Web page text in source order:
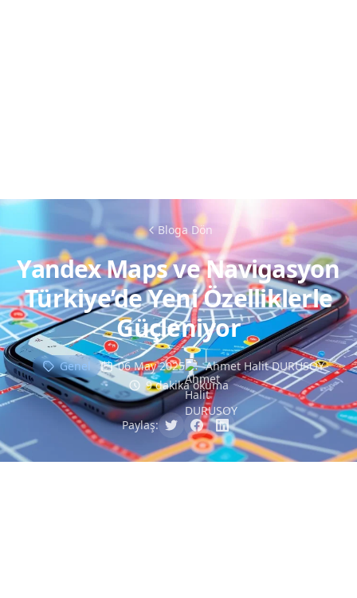
Bloga Dön
Yandex Maps ve Navigasyon
Türkiye’de Yeni Özelliklerle
Güçleniyor
Genel 06 May 2025
Ahmet Halit DURUSOY
9 dakika okuma
Paylaş: